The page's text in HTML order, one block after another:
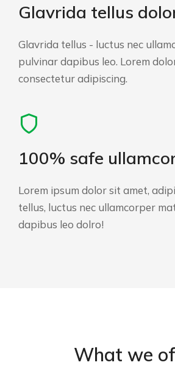
Glavrida tellus
Glavrida tellus - luctus nec
pulvinar dapibus leo. Lorem
consectetur adipiscing.
100% safe
Lorem ipsum dolor sit amet,
tellus, luctus nec ullamcorper
dapibus leo dolro!
What we